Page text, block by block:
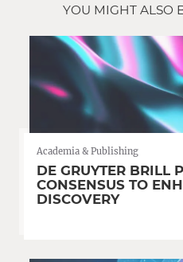
YOU MIGHT ALSO
Academia & Publishing
DE GRUYTER BRILL
CONSENSUS TO
DISCOVERY